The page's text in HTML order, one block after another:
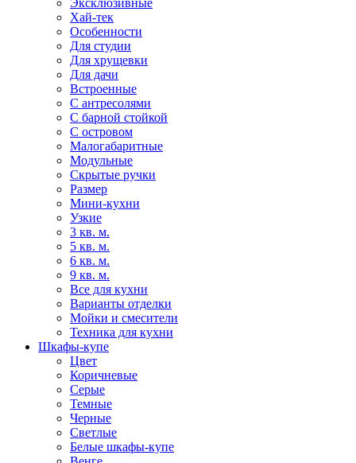
Эксклюзивные
Хай-тек
Особенности
Для студии
Для хрущевки
Для дачи
Встроенные
С антресолями
С барной стойкой
С островом
Малогабаритные
Модульные
Скрытые ручки
Размер
Мини-кухни
Узкие
3 кв. м.
5 кв. м.
6 кв. м.
9 кв. м.
Все для кухни
Варианты отделки
Мойки и смесители
Техника для кухни
Шкафы-купе
Цвет
Коричневые
Серые
Темные
Черные
Светлые
Белые шкафы-купе